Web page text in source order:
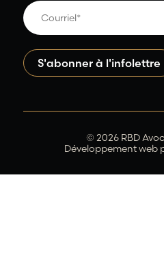
© 2026 RBD
Développement web